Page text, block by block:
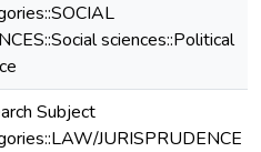
sciences::Political
Subject
JURISPRUDENCE